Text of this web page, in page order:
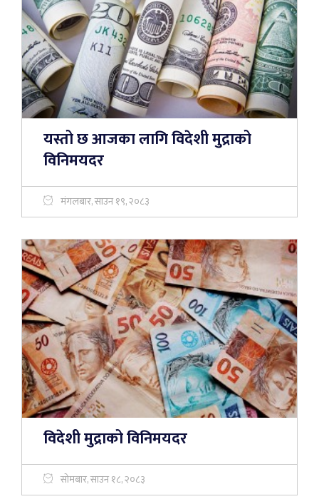
यस्तो छ आजका लागि विदेशी मुद्राको
विनिमयदर
मंगलबार, साउन १९, २०८३
विदेशी मुद्राको विनिमयदर
सोमबार, साउन १८, २०८३